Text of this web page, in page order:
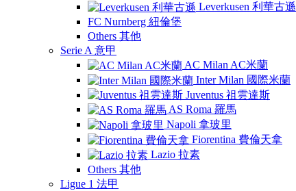
Leverkusen 利華古遜
FC Nurnberg 紐倫堡
Others 其他
Serie A 意甲
AC Milan AC米蘭
Inter Milan 國際米蘭
Juventus 祖雲達斯
AS Roma 羅馬
Napoli 拿玻里
Fiorentina 費倫天拿
Lazio 拉素
Others 其他
Ligue 1 法甲